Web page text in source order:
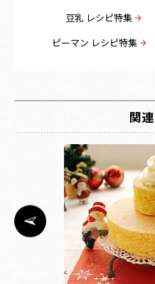
豆乳 レシピ特集
ピーマン レシピ特集
関